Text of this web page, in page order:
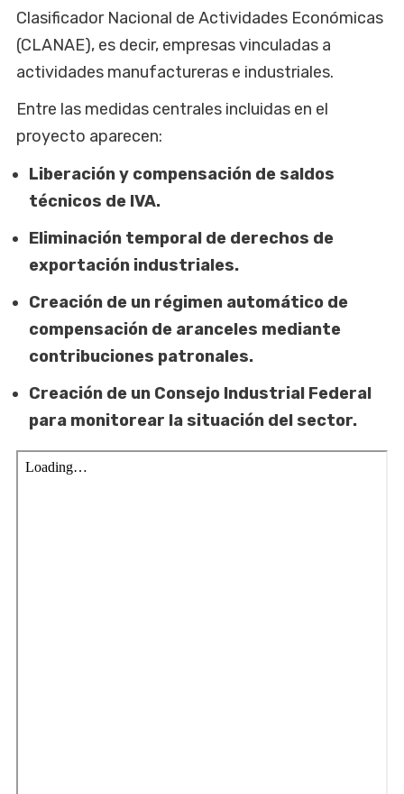
Clasificador Nacional de Actividades Económicas
(CLANAE), es decir, empresas vinculadas a
actividades manufactureras e industriales.
Entre las medidas centrales incluidas en el
proyecto aparecen:
Liberación y compensación de saldos
técnicos de IVA.
Eliminación temporal de derechos de
exportación industriales.
Creación de un régimen automático de
compensación de aranceles mediante
contribuciones patronales.
Creación de un Consejo Industrial Federal
para monitorear la situación del sector.